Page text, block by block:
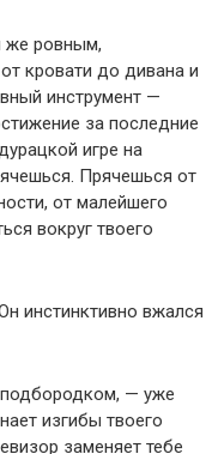
же ровным,
кровати до дивана и
инструмент —
за последние
игре на
Прячешься от
от малейшего
вокруг твоего
инстинктивно вжался
— уже
изгибы твоего
заменяет тебе